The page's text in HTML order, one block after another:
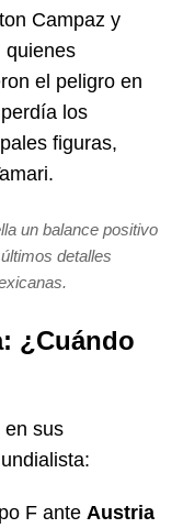
Campaz y
quienes
el peligro en
los
figuras,
un balance positivo
detalles
¿Cuándo
en sus
F ante Austria